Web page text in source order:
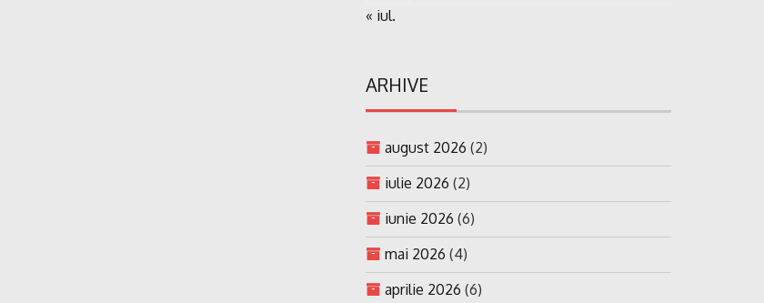
« iul.
ARHIVE
august 2026 (2)
iulie 2026 (2)
iunie 2026 (6)
mai 2026 (4)
aprilie 2026 (6)